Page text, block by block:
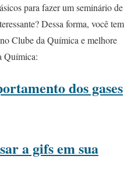
para fazer um seminário de
Dessa forma, você tem
Clube da Química e melhore
Química:
dos gases
a gifs em sua